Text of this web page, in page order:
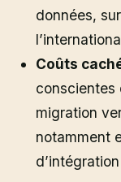
données,
Coûts
conscientes
migration
notamment